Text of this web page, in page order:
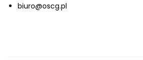
biuro@oscg.pl